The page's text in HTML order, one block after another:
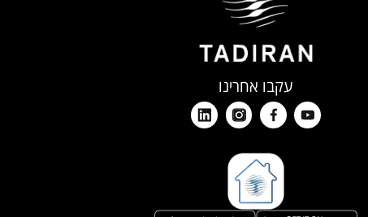
עקבו אחרינו